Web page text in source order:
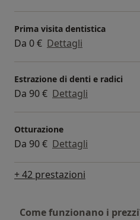
Prima visita dentistica
Da 0 € Dettagli
Estrazione di denti e radici
Da 90 € Dettagli
Otturazione
Da 90 € Dettagli
+ 42 prestazioni
Come funzionano i